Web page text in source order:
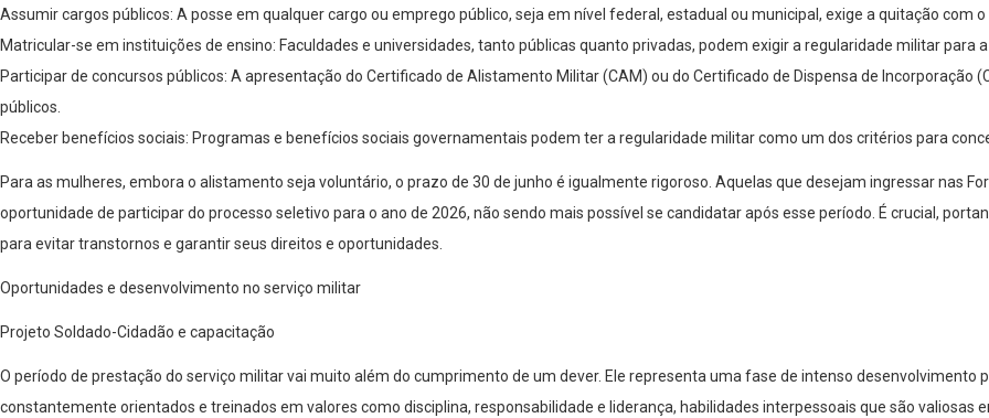
Assumir cargos públicos: A posse em qualquer cargo ou emprego público, seja em nível federal, estadual ou municipal, exige a quitação com
Matricular-se em instituições de ensino: Faculdades e universidades, tanto públicas quanto privadas, podem exigir a regularidade militar para
Participar de concursos públicos: A apresentação do Certificado de Alistamento Militar (CAM) ou do Certificado de Dispensa de
públicos.
Receber benefícios sociais: Programas e benefícios sociais governamentais podem ter a regularidade militar como um dos critérios para
Para as mulheres, embora o alistamento seja voluntário, o prazo de 30 de junho é igualmente rigoroso. Aquelas que desejam ingressar nas
oportunidade de participar do processo seletivo para o ano de 2026, não sendo mais possível se candidatar após esse período. É crucial,
para evitar transtornos e garantir seus direitos e oportunidades.
Oportunidades e desenvolvimento no serviço militar
Projeto Soldado-Cidadão e capacitação
O período de prestação do serviço militar vai muito além do cumprimento de um dever. Ele representa uma fase de intenso desenvolvimento
constantemente orientados e treinados em valores como disciplina, responsabilidade e liderança, habilidades interpessoais que são valiosas